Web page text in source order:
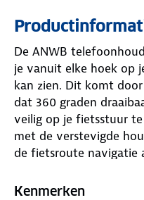
De ANWB
je vanuit elke hoek op
kan zien. Dit komt
dat 360 graden
veilig op je fietsstuur
met de verstevigde
de fietsroute navigatie
kijken. De houder is
Kenmerken